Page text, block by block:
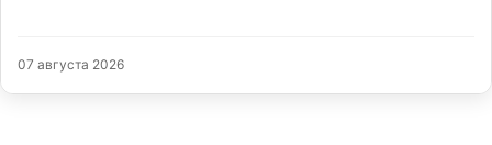
07 августа 2026